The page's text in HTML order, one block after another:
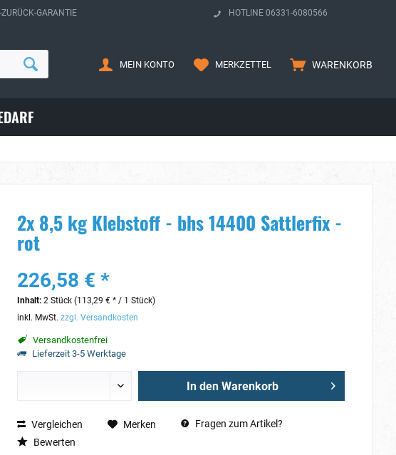
GARANTIE HOTLINE 06331-6080566
WARENKORB
MERKZETTEL
MEIN KONTO
2x 8,5 kg Klebstoff - bhs 14400 Sattlerfix -
rot
226,58 € *
Inhalt: 2 Stück (113,29 € * / 1 Stück)
inkl. MwSt. zzgl. Versandkosten
Versandkostenfrei
Lieferzeit 3-5 Werktage
In den Warenkorb
Vergleichen Merken
Fragen zum Artikel?
Bewerten